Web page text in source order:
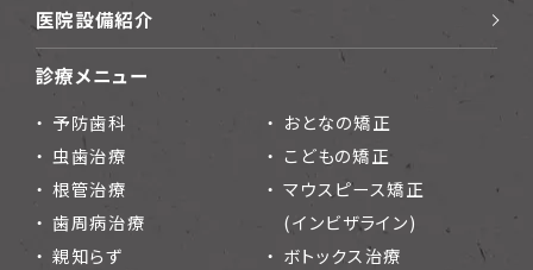
医院設備紹介
診療メニュー
予防歯科
虫歯治療
根管治療
歯周病治療
親知らず
おとなの矯正
こどもの矯正
マウスピース矯正
(インビザライン)
ボトックス治療